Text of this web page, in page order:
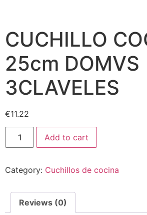
CUCHILLO
25cm DOMVS
3CLAVELES
€11.22
Add to cart
Category: Cuchillos de cocina
Reviews (0)